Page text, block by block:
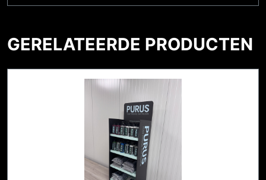
GERELATEERDE PRODUCTEN